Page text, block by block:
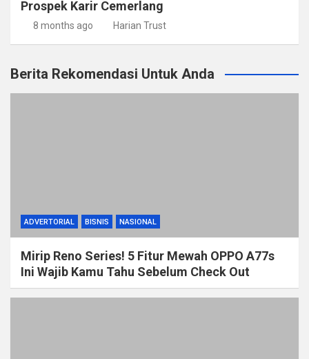
Prospek Karir Cemerlang
8 months ago Harian Trust
Berita Rekomendasi Untuk Anda
ADVERTORIAL BISNIS NASIONAL
Mirip Reno Series! 5 Fitur Mewah OPPO A77s
Ini Wajib Kamu Tahu Sebelum Check Out